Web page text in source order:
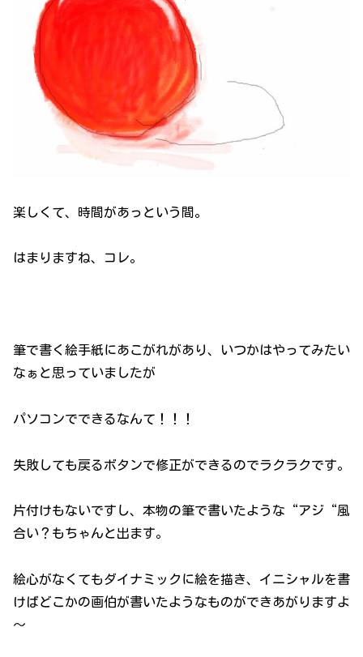
楽しくて、時間があっという間。
はまりますね、コレ。
筆で書く絵手紙にあこがれがあり、いつかはやってみたい
なぁと思っていましたが
パソコンでできるなんて！！！
失敗しても戻るボタンで修正ができるのでラクラクです。
片付けもないですし、本物の筆で書いたような“アジ“風
合い？もちゃんと出ます。
絵心がなくてもダイナミックに絵を描き、イニシャルを書
けばどこかの画伯が書いたようなものができあがりますよ
～